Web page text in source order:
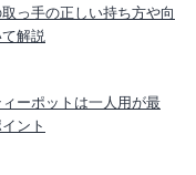
っ手の正しい持ち方や向
解説
ーポットは一人用が最
ント